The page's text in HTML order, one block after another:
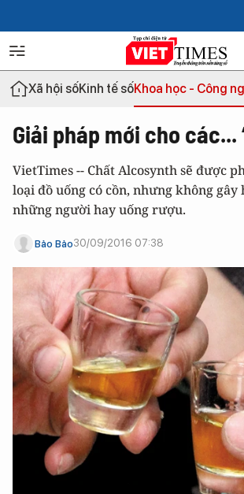
Xã hội sốKinh tế sốKhoa học - Công
Giải pháp mới cho các...
VietTimes -- Chất Alcosynth sẽ được
loại đồ uống có cồn, nhưng không gây
những người hay uống rượu.
Bảo Bảo30/09/2016 07:38